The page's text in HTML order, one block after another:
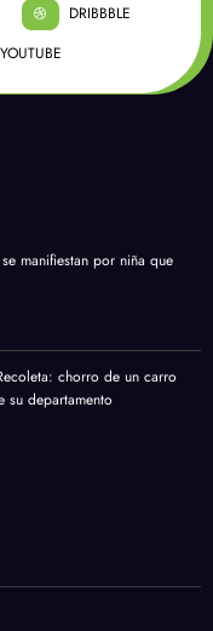
DRIBBBLE
YOUTUBE
manifiestan por niña que
chorro de un carro
su departamento